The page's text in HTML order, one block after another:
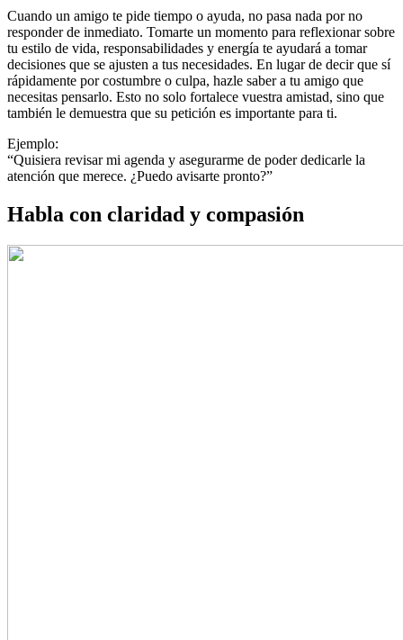
Cuando un amigo te pide tiempo o ayuda, no pasa nada por no
responder de inmediato. Tomarte un momento para reflexionar sobre
tu estilo de vida, responsabilidades y energía te ayudará a tomar
decisiones que se ajusten a tus necesidades. En lugar de decir que sí
rápidamente por costumbre o culpa, hazle saber a tu amigo que
necesitas pensarlo. Esto no solo fortalece vuestra amistad, sino que
también le demuestra que su petición es importante para ti.
Ejemplo:
“Quisiera revisar mi agenda y asegurarme de poder dedicarle la
atención que merece. ¿Puedo avisarte pronto?”
Habla con claridad y compasión